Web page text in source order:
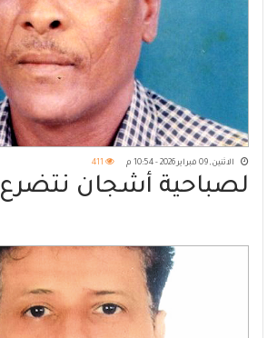
الاثنين, 09 فبراير 2026 - 10:54 م 411
لصباحية أشجان نتضرع